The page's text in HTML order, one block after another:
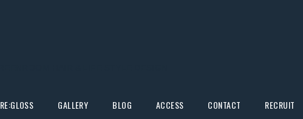
RE:GLOSS GALLERY BLOG ACCESS CONTACT RECRUIT